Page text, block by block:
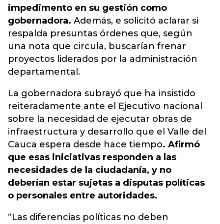
impedimento en su gestión como
gobernadora. Además, e solicitó aclarar si
respalda presuntas órdenes que, según
una nota que circula, buscarían frenar
proyectos liderados por la administración
departamental.
La gobernadora subrayó que ha insistido
reiteradamente ante el Ejecutivo nacional
sobre la necesidad de ejecutar obras de
infraestructura y desarrollo que el Valle del
Cauca espera desde hace tiempo. Afirmó
que esas iniciativas responden a las
necesidades de la ciudadanía, y no
deberían estar sujetas a disputas políticas
o personales entre autoridades.
“Las diferencias políticas no deben